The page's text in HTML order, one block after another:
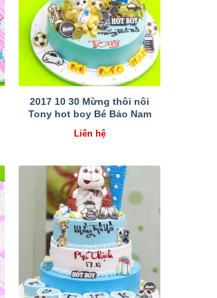
2017 10 30 Mừng thôi nôi
Tony hot boy Bé Bảo Nam
Liên hệ